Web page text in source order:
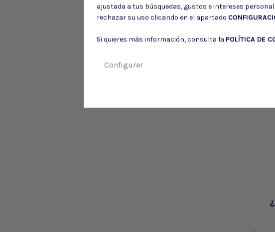
ajustada a tus búsquedas, gustos e intereses
rechazar su uso clicando en el apartado
Si quieres más información, consulta la POLÍTICA DE
Configurar